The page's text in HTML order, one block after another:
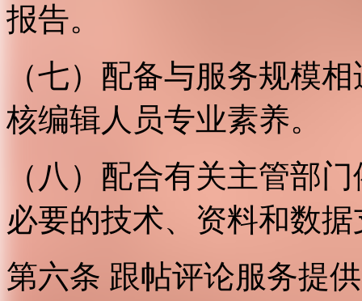
报告。
（七）配备与服务规模
核编辑人员专业素养。
（八）配合有关主管部
必要的技术、资料和数
第六条 跟帖评论服务提